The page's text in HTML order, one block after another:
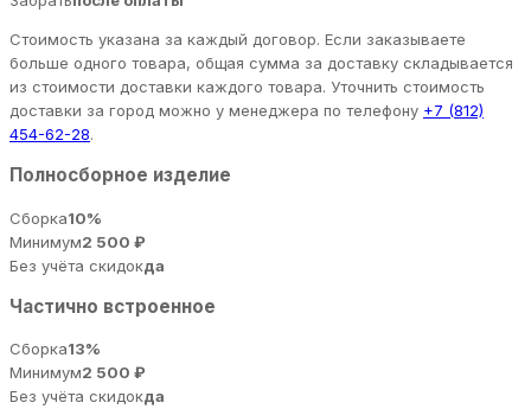
Стоимость указана за каждый договор. Если заказываете
больше одного товара, общая сумма за доставку складывается
из стоимости доставки каждого товара. Уточнить стоимость
доставки за город можно у менеджера по телефону +7 (812)
454-62-28.
Полносборное изделие
Сборка10%
Минимум2 500 ₽
Без учёта скидокда
Частично встроенное
Сборка13%
Минимум2 500 ₽
Без учёта скидокда